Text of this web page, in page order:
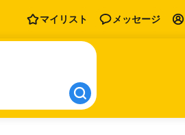
マイリスト メッセージ